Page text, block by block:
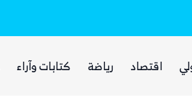
السعودية
اقتصاد رياضة كتابات وآراء